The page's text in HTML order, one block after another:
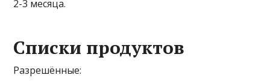
2-3 месяца.
Списки продуктов
Разрешённые: